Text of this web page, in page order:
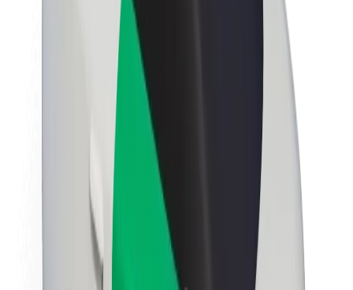
Informazioni Su Bolt
Sostenibilità in Bolt
Project Zero
Sala stampa
Linee guida del marchio
Missione
Relazioni con gli investitori
Leadership
Marca
Media